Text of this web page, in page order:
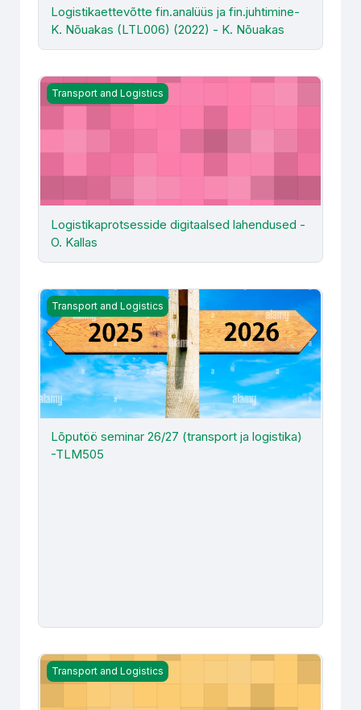
Logistikaettevõtte fin.analüüs ja fin.juhtimine-
K. Nõuakas (LTL006) (2022) - K. Nõuakas
Logistikaprotsesside digitaalsed lahendused - O. Kallas
Transport and Logistics
Logistikaprotsesside digitaalsed lahendused -
O. Kallas
Lõputöö seminar 26/27 (transport ja logistika) -TLM505
Transport and Logistics
Lõputöö seminar 26/27 (transport ja logistika)
-TLM505
Lõputöö seminar 2025 (TLM505)
Transport and Logistics